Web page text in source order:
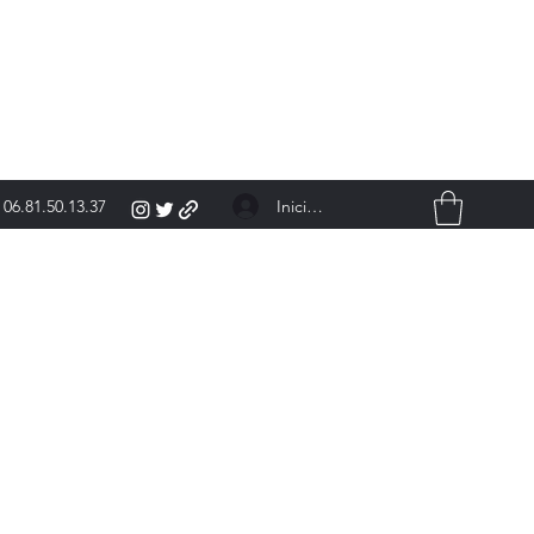
06.81.50.13.37 Iniciar sesión